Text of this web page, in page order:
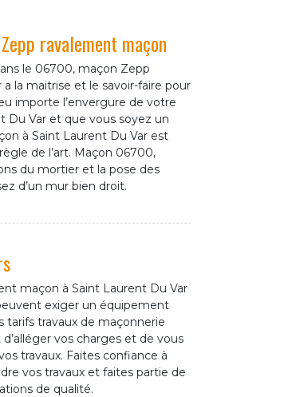
ravalement maçon
le 06700, maçon Zepp
la maitrise et le savoir-faire pour
importe l’envergure de votre
Du Var et que vous soyez un
à Saint Laurent Du Var est
de l’art. Maçon 06700,
du mortier et la pose des
d’un mur bien droit.
maçon à Saint Laurent Du Var
exiger un équipement
tarifs travaux de maçonnerie
vos charges et de vous
travaux. Faites confiance à
vos travaux et faites partie de
de qualité.